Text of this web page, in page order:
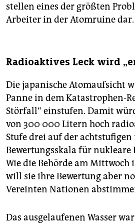
stellen eines der größten
Arbeiter in der Atomruine dar.
Radioaktives Leck wird
Die japanische Atomaufsicht
Panne in dem Katastrophen-
Störfall“ einstufen. Damit
von 300 000 Litern hoch
Stufe drei auf der
Bewertungsskala für nukleare
Wie die Behörde am Mittwoch
will sie ihre Bewertung aber
Vereinten Nationen
Das ausgelaufenen Wasser